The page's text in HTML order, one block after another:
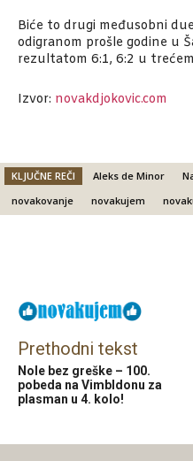
Biće to drugi međusobni
odigranom prošle godine u
rezultatom 6:1, 6:2 u
Izvor: novakdjokovic.com
KLJUČNE REČI Aleks de Minor
novakovanje
novakujem
Prethodni tekst
Nole bez greške – 100.
pobeda na Vimbldonu za
plasman u 4. kolo!